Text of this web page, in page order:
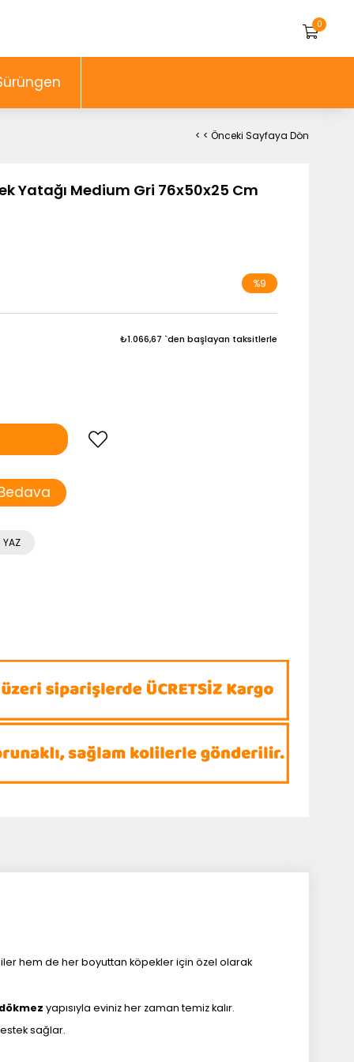
0
< < Önceki Sayfaya Dön
Yatağı Medium Gri 76x50x25 Cm
%9
₺1.066,67 `den başlayan taksitlerle
YAZ
hem de her boyuttan köpekler için özel olarak
yapısıyla eviniz her zaman temiz kalır.
sağlar.